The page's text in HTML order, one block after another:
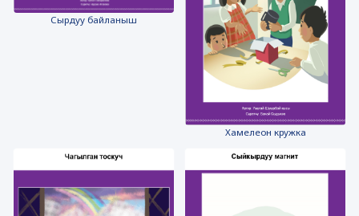
Сырдуу байланыш
Хамелеон кружка